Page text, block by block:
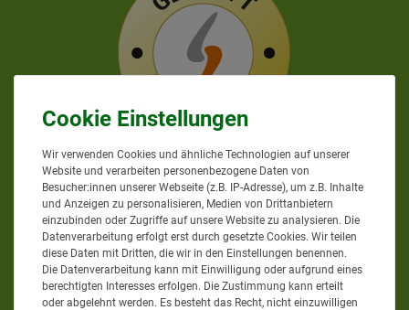
Google Bewertungen
4,9bei58Bewertungen
Informationen zur Echtheit
von Kundenbewertungen
Wir verwenden Cookies und ähnliche Technologien auf unserer
Website und verarbeiten personenbezogene Daten von
Besucher:innen unserer Webseite (z.B. IP-Adresse), um z.B. Inhalte
und Anzeigen zu personalisieren, Medien von Drittanbietern
einzubinden oder Zugriffe auf unsere Website zu analysieren. Die
Datenverarbeitung erfolgt erst durch gesetzte Cookies. Wir teilen
diese Daten mit Dritten, die wir in den Einstellungen benennen.
Die Datenverarbeitung kann mit Einwilligung oder aufgrund eines
berechtigten Interesses erfolgen. Die Zustimmung kann erteilt
oder abgelehnt werden. Es besteht das Recht, nicht einzuwilligen